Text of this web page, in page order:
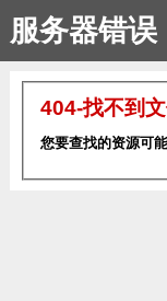
服务器错误
404-找不到文
您要查找的资源可